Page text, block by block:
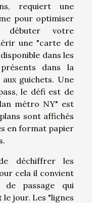
requiert une
pour optimiser
débuter votre
une "carte de
dans les
dans la
guichets. Une
le défi est de
métro NY" est
sont affichés
en format papier
déchiffrer les
cela il convient
passage qui
jour. Les "lignes